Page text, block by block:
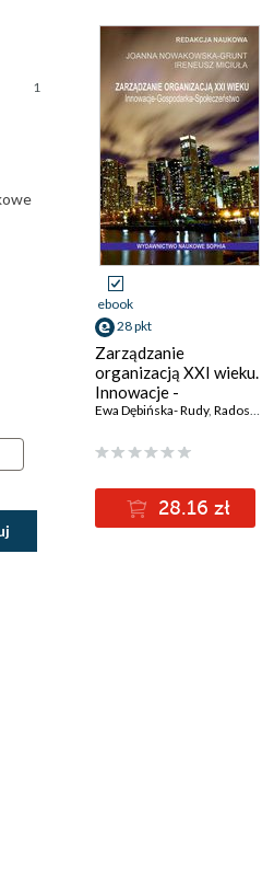
1
ebook
28 pkt
Zarządzanie
organizacją XXI wieku.
Innowacje -
Gospodarka -
Joanna Nowakowska-
Miciuła
Ewa Dębińska- Rudy, Radosław Czahajda
28.16 zł